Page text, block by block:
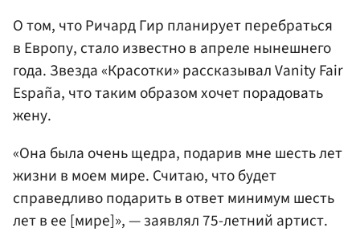
О том, что Ричард Гир планирует перебраться
в Европу, стало известно в апреле нынешнего
года. Звезда «Красотки» рассказывал Vanity Fair
España, что таким образом хочет порадовать
жену.
«Она была очень щедра, подарив мне шесть лет
жизни в моем мире. Считаю, что будет
справедливо подарить в ответ минимум шесть
лет в ее [мире]», — заявлял 75-летний артист.